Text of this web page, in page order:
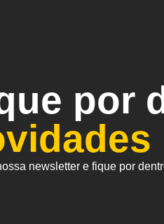
por
newsletter e fique por